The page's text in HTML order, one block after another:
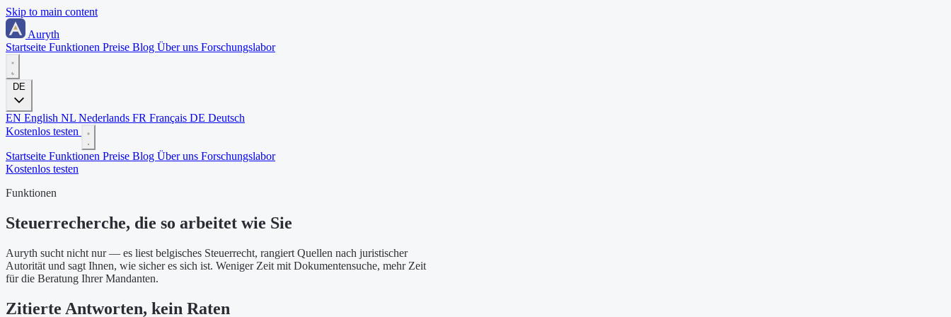
Skip to main content
Auryth
Startseite Funktionen Preise Blog Über uns Forschungslabor
DE
EN English NL Nederlands FR Français DE Deutsch
Kostenlos testen
Startseite Funktionen Preise Blog Über uns Forschungslabor
Kostenlos testen
Funktionen
Steuerrecherche, die so arbeitet wie Sie
Auryth sucht nicht nur — es liest belgisches Steuerrecht, rangiert Quellen nach juristischer
Autorität und sagt Ihnen, wie sicher es sich ist. Weniger Zeit mit Dokumentensuche, mehr Zeit
für die Beratung Ihrer Mandanten.
Zitierte Antworten, kein Raten